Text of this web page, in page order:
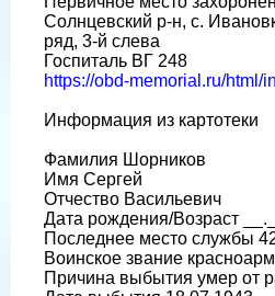
Солнцевский р-н, с.
ряд, 3-й слева
Госпиталь ВГ 248
https://obd-memorial.ru/html/
Информация из картотеки
Фамилия Шорников
Имя Сергей
Отчество Васильевич
Дата рождения/Возраст
Последнее место службы
Воинское звание
Причина выбытия умер от